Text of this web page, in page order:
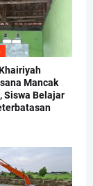
Mancak
Siswa Belajar